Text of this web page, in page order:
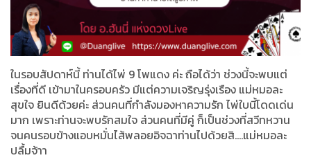
ในรอบสัปดาห์นี้ ท่านได้ไพ่ 9 โพแดง ค่ะ ถือได้ว่า ช่วงนี้จะพบแต่
เรื่องที่ดี เข้ามาในครอบครัว มีแต่ความเจริญรุ่งเรือง แม่หมอละ
สุขใจ ยินดีด้วยค่ะ ส่วนคนที่กำลังมองหาความรัก ไพ่ใบนี้โดดเด่น
มาก เพราะท่านจะพบรักสมใจ ส่วนคนที่มีคู่ ก็เป็นช่วงที่สวีทหวาน
จนคนรอบข้างแอบหมั่นไส้พลอยอิจฉาท่านไปด้วยสิ....แม่หมอละ
ปลื้มจ้าา